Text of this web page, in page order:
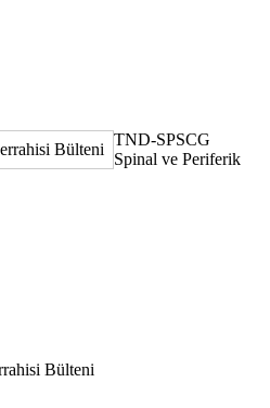
TND-SPSCG
Spinal ve Periferik